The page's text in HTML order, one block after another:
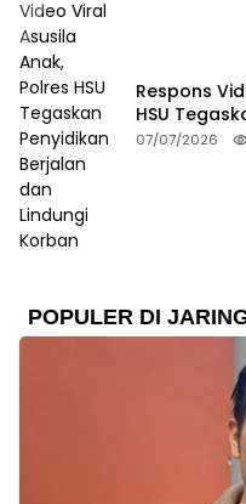
Respons
HSU
Lindungi
07/07/2026